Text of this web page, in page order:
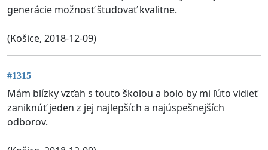
generácie možnosť študovať kvalitne.
(Košice, 2018-12-09)
#1315
Mám blízky vzťah s touto školou a bolo by mi ľúto vidieť
zaniknúť jeden z jej najlepších a najúspešnejších
odborov.